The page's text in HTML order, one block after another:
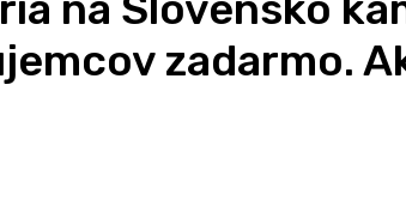
zadarmo.